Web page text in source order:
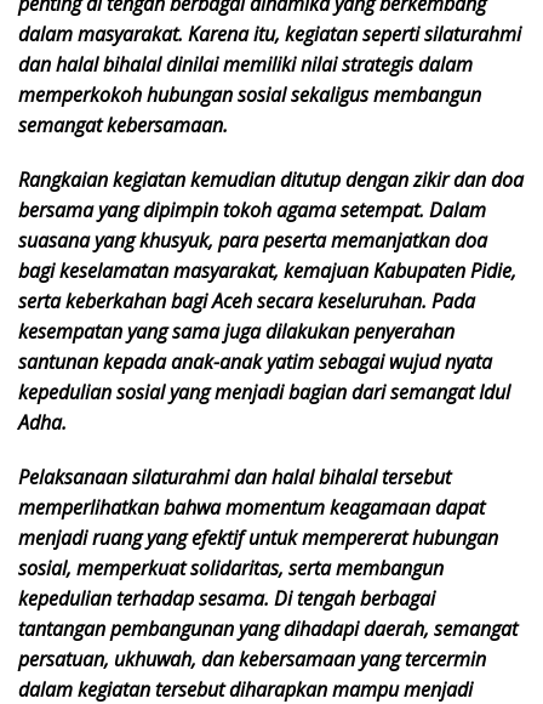
dalam masyarakat. Karena itu, kegiatan seperti silaturahmi
dan halal bihalal dinilai memiliki nilai strategis dalam
memperkokoh hubungan sosial sekaligus membangun
semangat kebersamaan.
Rangkaian kegiatan kemudian ditutup dengan zikir dan doa
bersama yang dipimpin tokoh agama setempat. Dalam
suasana yang khusyuk, para peserta memanjatkan doa
bagi keselamatan masyarakat, kemajuan Kabupaten Pidie,
serta keberkahan bagi Aceh secara keseluruhan. Pada
kesempatan yang sama juga dilakukan penyerahan
santunan kepada anak-anak yatim sebagai wujud nyata
kepedulian sosial yang menjadi bagian dari semangat Idul
Adha.
Pelaksanaan silaturahmi dan halal bihalal tersebut
memperlihatkan bahwa momentum keagamaan dapat
menjadi ruang yang efektif untuk mempererat hubungan
sosial, memperkuat solidaritas, serta membangun
kepedulian terhadap sesama. Di tengah berbagai
tantangan pembangunan yang dihadapi daerah, semangat
persatuan, ukhuwah, dan kebersamaan yang tercermin
dalam kegiatan tersebut diharapkan mampu menjadi